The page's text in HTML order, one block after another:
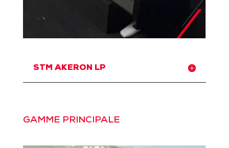
STM AKERON LP
GAMME PRINCIPALE